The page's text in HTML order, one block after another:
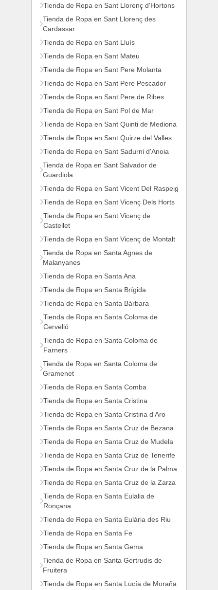
Tienda de Ropa en Sant Llorenç d'Hortons
Tienda de Ropa en Sant Llorenç des
Cardassar
Tienda de Ropa en Sant Lluís
Tienda de Ropa en Sant Mateu
Tienda de Ropa en Sant Pere Molanta
Tienda de Ropa en Sant Pere Pescador
Tienda de Ropa en Sant Pere de Ribes
Tienda de Ropa en Sant Pol de Mar
Tienda de Ropa en Sant Quinti de Mediona
Tienda de Ropa en Sant Quirze del Valles
Tienda de Ropa en Sant Sadurni d'Anoia
Tienda de Ropa en Sant Salvador de
Guardiola
Tienda de Ropa en Sant Vicent Del Raspeig
Tienda de Ropa en Sant Vicenç Dels Horts
Tienda de Ropa en Sant Vicenç de
Castellet
Tienda de Ropa en Sant Vicenç de Montalt
Tienda de Ropa en Santa Agnes de
Malanyanes
Tienda de Ropa en Santa Ana
Tienda de Ropa en Santa Brígida
Tienda de Ropa en Santa Bárbara
Tienda de Ropa en Santa Coloma de
Cervelló
Tienda de Ropa en Santa Coloma de
Farners
Tienda de Ropa en Santa Coloma de
Gramenet
Tienda de Ropa en Santa Comba
Tienda de Ropa en Santa Cristina
Tienda de Ropa en Santa Cristina d'Aro
Tienda de Ropa en Santa Cruz de Bezana
Tienda de Ropa en Santa Cruz de Mudela
Tienda de Ropa en Santa Cruz de Tenerife
Tienda de Ropa en Santa Cruz de la Palma
Tienda de Ropa en Santa Cruz de la Zarza
Tienda de Ropa en Santa Eulalia de
Ronçana
Tienda de Ropa en Santa Eulària des Riu
Tienda de Ropa en Santa Fe
Tienda de Ropa en Santa Gema
Tienda de Ropa en Santa Gertrudis de
Fruitera
Tienda de Ropa en Santa Lucía de Moraña